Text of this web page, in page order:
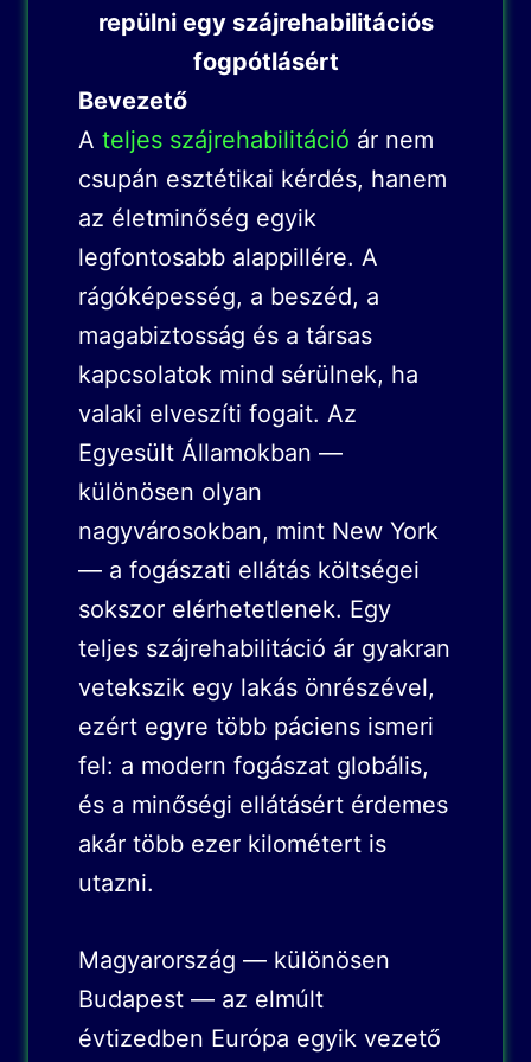
repülni egy szájrehabilitációs
fogpótlásért
Bevezető
A teljes szájrehabilitáció ár nem
csupán esztétikai kérdés, hanem
az életminőség egyik
legfontosabb alappillére. A
rágóképesség, a beszéd, a
magabiztosság és a társas
kapcsolatok mind sérülnek, ha
valaki elveszíti fogait. Az
Egyesült Államokban —
különösen olyan
nagyvárosokban, mint New York
— a fogászati ellátás költségei
sokszor elérhetetlenek. Egy
teljes szájrehabilitáció ár gyakran
vetekszik egy lakás önrészével,
ezért egyre több páciens ismeri
fel: a modern fogászat globális,
és a minőségi ellátásért érdemes
akár több ezer kilométert is
utazni.
Magyarország — különösen
Budapest — az elmúlt
évtizedben Európa egyik vezető